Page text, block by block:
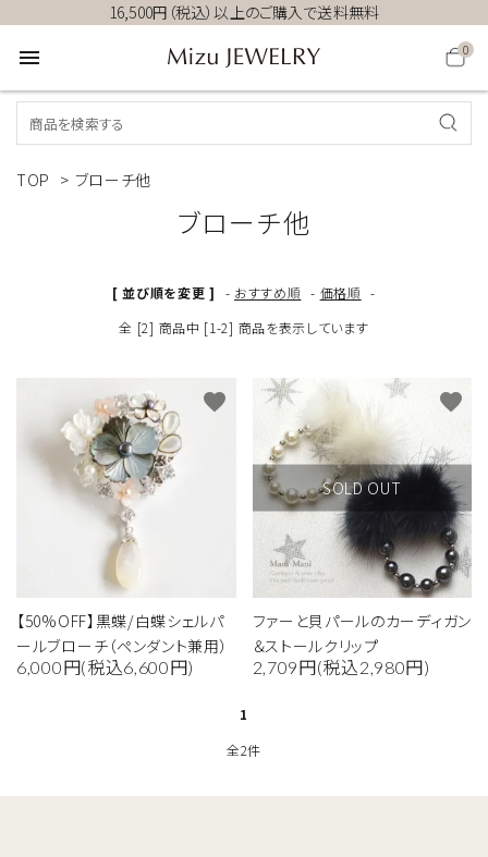
16,500円（税込）以上のご購入で送料無料
menu 0
TOP > ブローチ他
ブローチ他
[ 並び順を変更 ] - おすすめ順 - 価格順 -
全 [2] 商品中 [1-2] 商品を表示しています
【50%OFF】黒蝶/白蝶シェルパ
ールブローチ（ペンダント兼用）
6,000円(税込6,600円)
favorite
SOLD OUT
ファーと貝パールのカーディガン
＆ストールクリップ
2,709円(税込2,980円)
favorite
1
全2件